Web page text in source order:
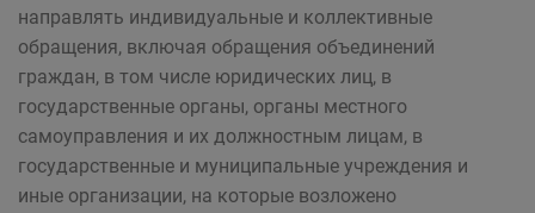
направлять индивидуальные и коллективные
обращения, включая обращения объединений
граждан, в том числе юридических лиц, в
государственные органы, органы местного
самоуправления и их должностным лицам, в
государственные и муниципальные учреждения и
иные организации, на которые возложено